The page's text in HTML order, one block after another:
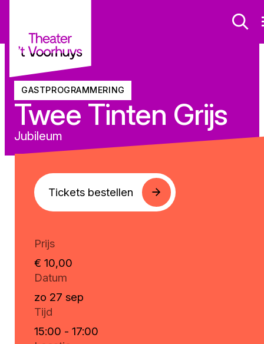
Twee Tinten Grijs
Jubileum
GASTPROGRAMMERING
Tickets bestellen
Prijs
€ 10,00
Datum
zo 27 sep
Tijd
15:00 - 17:00